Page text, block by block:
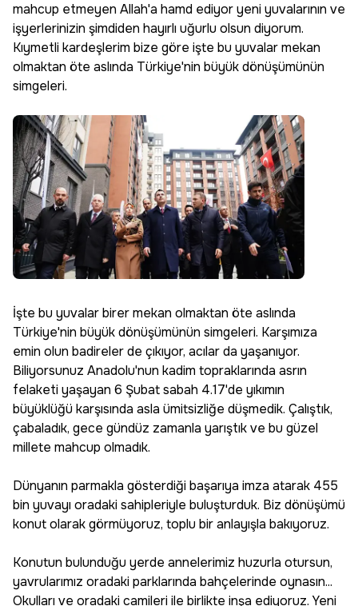
mahcup etmeyen Allah'a hamd ediyor yeni yuvalarının ve
işyerlerinizin şimdiden hayırlı uğurlu olsun diyorum.
Kıymetli kardeşlerim bize göre işte bu yuvalar mekan
olmaktan öte aslında Türkiye'nin büyük dönüşümünün
simgeleri.
İşte bu yuvalar birer mekan olmaktan öte aslında
Türkiye'nin büyük dönüşümünün simgeleri. Karşımıza
emin olun badireler de çıkıyor, acılar da yaşanıyor.
Biliyorsunuz Anadolu'nun kadim topraklarında asrın
felaketi yaşayan 6 Şubat sabah 4.17'de yıkımın
büyüklüğü karşısında asla ümitsizliğe düşmedik. Çalıştık,
çabaladık, gece gündüz zamanla yarıştık ve bu güzel
millete mahcup olmadık.
Dünyanın parmakla gösterdiği başarıya imza atarak 455
bin yuvayı oradaki sahipleriyle buluşturduk. Biz dönüşümü
konut olarak görmüyoruz, toplu bir anlayışla bakıyoruz.
Konutun bulunduğu yerde annelerimiz huzurla otursun,
yavrularımız oradaki parklarında bahçelerinde oynasın...
Okulları ve oradaki camileri ile birlikte inşa ediyoruz. Yeni